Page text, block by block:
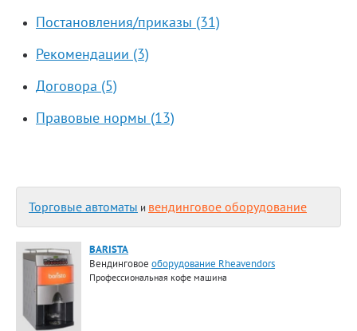
Постановления/приказы (31)
Рекомендации (3)
Договора (5)
Правовые нормы (13)
Торговые автоматы и вендинговое оборудование
BARISTA
Вендинговоеоборудование Rheavendors
Профессиональная кофе машина